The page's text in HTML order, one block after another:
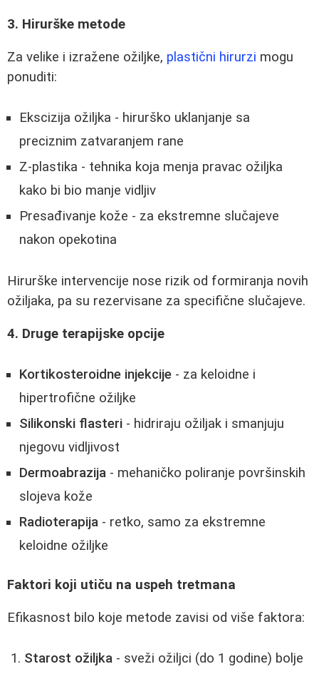
3. Hirurške metode
Za velike i izražene ožiljke, plastični hirurzi mogu
ponuditi:
Ekscizija ožiljka - hirurško uklanjanje sa
preciznim zatvaranjem rane
Z-plastika - tehnika koja menja pravac ožiljka
kako bi bio manje vidljiv
Presađivanje kože - za ekstremne slučajeve
nakon opekotina
Hirurške intervencije nose rizik od formiranja novih
ožiljaka, pa su rezervisane za specifične slučajeve.
4. Druge terapijske opcije
Kortikosteroidne injekcije - za keloidne i
hipertrofične ožiljke
Silikonski flasteri - hidriraju ožiljak i smanjuju
njegovu vidljivost
Dermoabrazija - mehaničko poliranje površinskih
slojeva kože
Radioterapija - retko, samo za ekstremne
keloidne ožiljke
Faktori koji utiču na uspeh tretmana
Efikasnost bilo koje metode zavisi od više faktora:
Starost ožiljka - sveži ožiljci (do 1 godine) bolje